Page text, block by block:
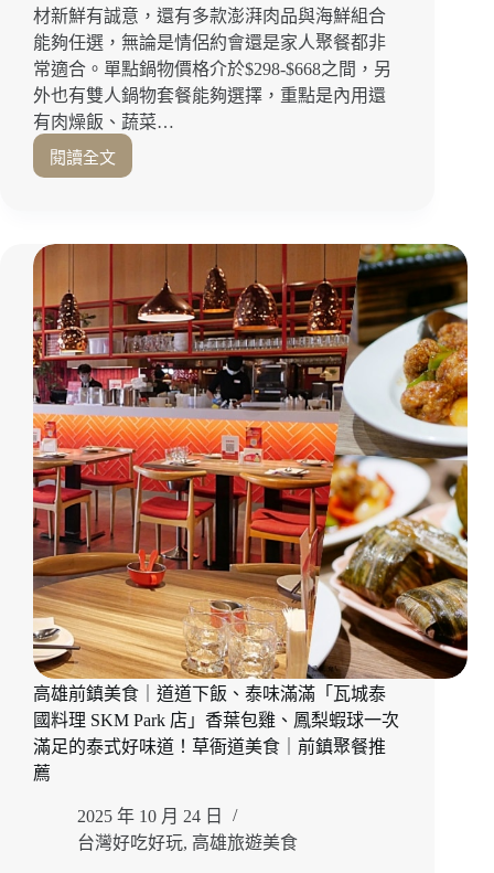
駐
唱
超
加
分！
駁
二
美
高
雄
約
會
推
薦
材新鮮有誠意，還有多款澎湃肉品與海鮮組合
能夠任選，無論是情侶約會還是家人聚餐都非
常適合。單點鍋物價格介於$298-$668之間，另
外也有雙人鍋物套餐能夠選擇，重點是內用還
有肉燥飯、蔬菜…
閱讀全文
鳳
｜
軟
嫩
和
牛、
澎
湃
海
鮮
鍋
物
一
次
滿
足
「伊
根
鍋
屋
文
自
助
高雄前鎮美食｜道道下飯、泰味滿滿「瓦城泰
國料理 SKM Park 店」香葉包雞、鳳梨蝦球一次
滿足的泰式好味道！草衙道美食｜前鎮聚餐推
薦
2025 年 10 月 24 日
台灣好吃好玩, 高雄旅遊美食